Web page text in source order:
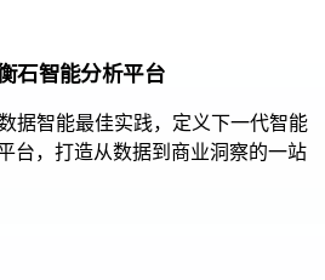
石智能分析平台
据智能最佳实践，定义下一代智能
台，打造从数据到商业洞察的一站